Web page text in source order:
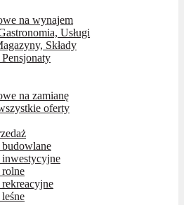
na wynajem
Usługi
Składy
na zamianę
oferty
budowlane
inwestycyjne
rolne